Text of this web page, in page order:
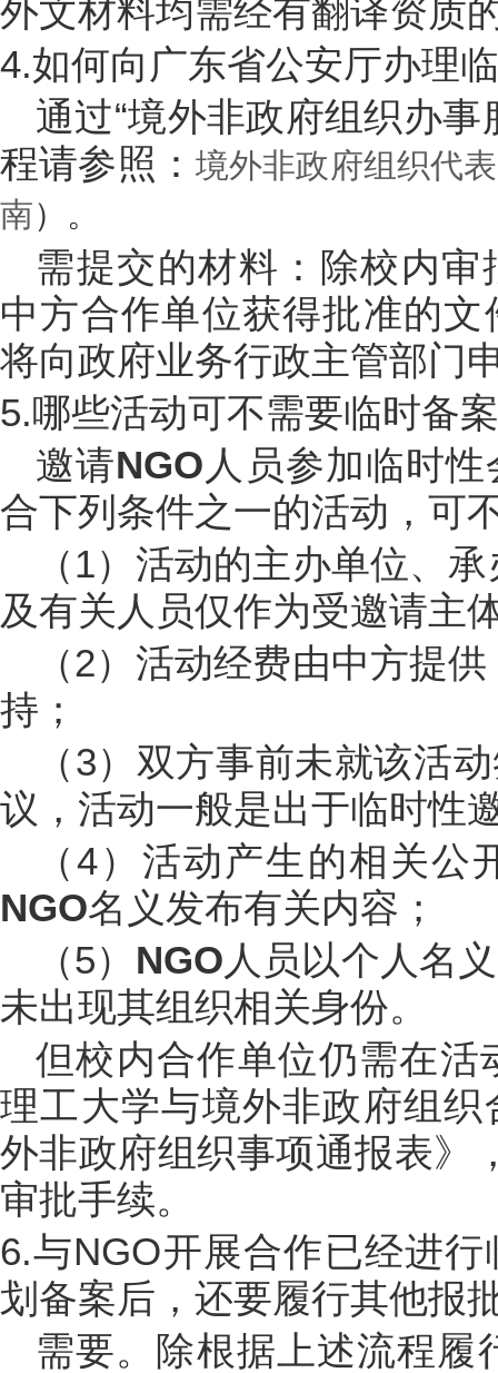
外文材料均需经有翻译资质
4.如何向广东省公安厅办理
通过“境外非政府组织办
程请参照： 境外非政府组织代
南）。
需提交的材料：除校内
中方合作单位获得批准的
将向政府业务行政主管部门
5.哪些活动可不需要临时备
邀请NGO 人员参加临时
合下列条件之一的活动，可
（1）活动的主办单位、
及有关人员仅作为受邀请主
（2）活动经费由中方提供
持；
（3）双方事前未就该活
议，活动一般是出于临时性
（4）活动产生的相关
NGO名义发布有关内容；
（5） NGO 人员以个人名
未出现其组织相关身份。
但校内合作单位仍需在活
理工大学与境外非政府组
外非政府组织事项通报表》
审批手续。
6.与NGO开展合作已经进
划备案后，还要履行其他报
需要。除根据上述流程履